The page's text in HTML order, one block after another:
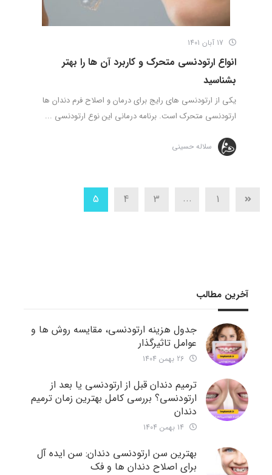
انواع ارتودنسی متحرک و کاربرد آن ها را بهتر
بشناسید
یکی از ارتودنسی های رایج برای درمان و اصلاح فرم دندان ها
ارتودنسی متحرک است. برنامه درمانی این نوع ارتودنسی ...
سلاله حسینی
1
...
3
4
5
آخرین مطالب
جدول هزینه ارتودنسی، مقایسه روش ها و
عوامل تاثیرگذار
ترمیم دندان قبل از ارتودنسی یا بعد از
ارتودنسی؟ بررسی کامل بهترین زمان ترمیم
دندان
بهترین سن ارتودنسی دندان: سن ایده آل
برای اصلاح دندان ها و فک